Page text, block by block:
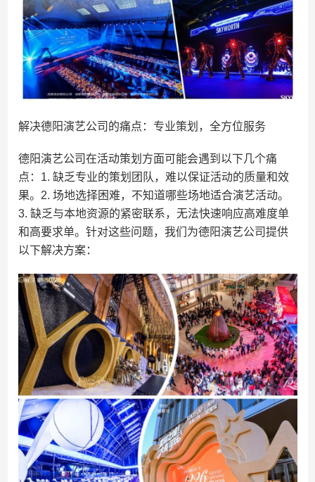
解决德阳演艺公司的痛点：专业策划，全方位服务
德阳演艺公司在活动策划方面可能会遇到以下几个痛
点：1. 缺乏专业的策划团队，难以保证活动的质量和效
果。2. 场地选择困难，不知道哪些场地适合演艺活动。
3. 缺乏与本地资源的紧密联系，无法快速响应高难度单
和高要求单。针对这些问题，我们为德阳演艺公司提供
以下解决方案：